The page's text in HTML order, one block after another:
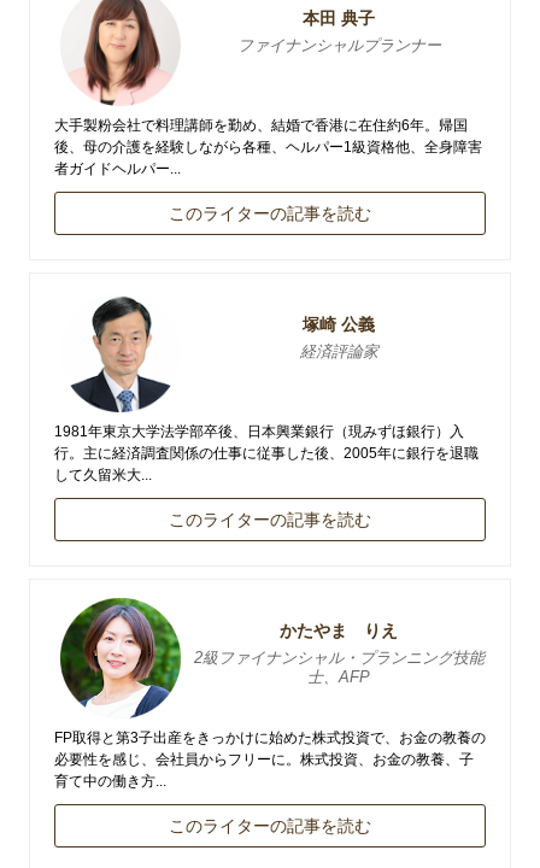
本田 典子
ファイナンシャルプランナー
大手製粉会社で料理講師を勤め、結婚で香港に在住約6年。帰国
後、母の介護を経験しながら各種、ヘルパー1級資格他、全身障害
者ガイドヘルパー...
このライターの記事を読む
塚崎 公義
経済評論家
1981年東京大学法学部卒後、日本興業銀行（現みずほ銀行）入
行。主に経済調査関係の仕事に従事した後、2005年に銀行を退職
して久留米大...
このライターの記事を読む
かたやま りえ
2級ファイナンシャル・プランニング技能
士、AFP
FP取得と第3子出産をきっかけに始めた株式投資で、お金の教養の
必要性を感じ、会社員からフリーに。株式投資、お金の教養、子
育て中の働き方...
このライターの記事を読む